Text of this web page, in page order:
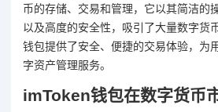
币的存储、交易和管理，它以其简洁的
以及高度的安全性，吸引了大量数字货
钱包提供了安全、便捷的交易体验，为
字资产管理服务。
imToken钱包在数字货币